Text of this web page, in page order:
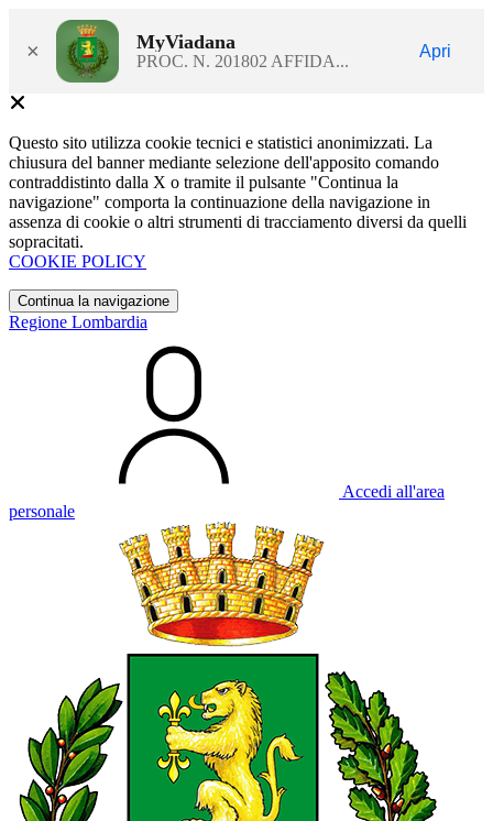
× MyViadana
PROC. N. 201802 AFFIDA...
Apri
Questo sito utilizza cookie tecnici e statistici anonimizzati. La
chiusura del banner mediante selezione dell'apposito comando
contraddistinto dalla X o tramite il pulsante "Continua la
navigazione" comporta la continuazione della navigazione in
assenza di cookie o altri strumenti di tracciamento diversi da quelli
sopracitati.
COOKIE POLICY
Continua la navigazione
Regione Lombardia
Accedi all'area
personale